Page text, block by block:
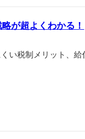
が超よくわかる！
い税制メリット、